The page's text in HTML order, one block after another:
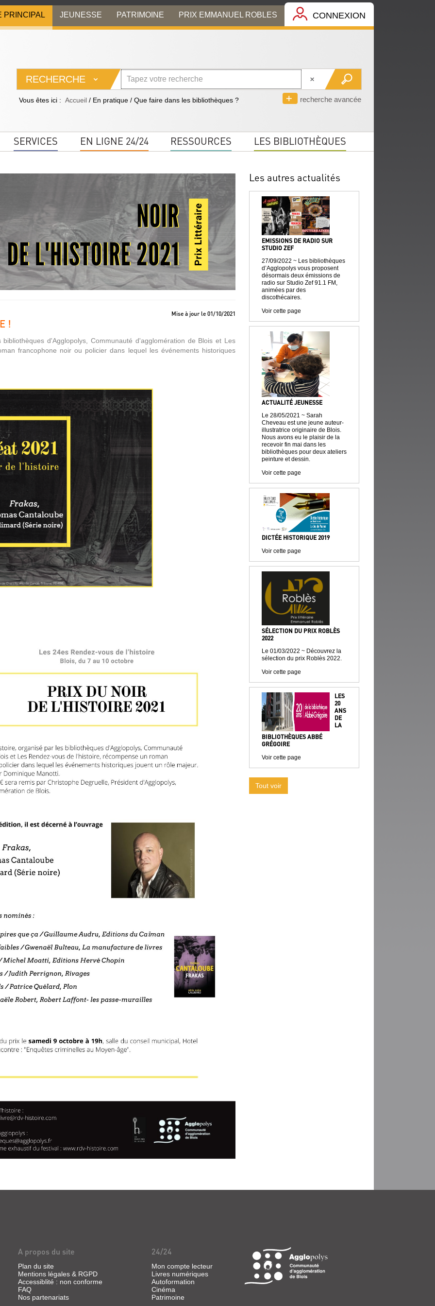
PRINCIPAL JEUNESSE PATRIMOINE PRIX EMMANUEL ROBLES CONNEXION
RECHERCHE
recherche avancée
Vous êtes ici : Accueil / En pratique / Que faire dans les bibliothèques ?
SERVICES EN LIGNE 24/24 RESSOURCES LES BIBLIOTHÈQUES
Mise à jour le 01/10/2021
!
d'Agglopolys, Communauté d'agglomération de Blois et Les
francophone noir ou policier dans lequel les événements historiques
Les autres actualités
EMISSIONS DE RADIO SUR
STUDIO ZEF
27/09/2022 ~ Les bibliothèques
d’Agglopolys vous proposent
désormais deux émissions de
radio sur Studio Zef 91.1 FM,
animées par des
discothécaires.
Voir cette page
ACTUALITÉ JEUNESSE
Le 28/05/2021 ~ Sarah
Cheveau est une jeune auteur-
illustratrice originaire de Blois.
Nous avons eu le plaisir de la
recevoir fin mai dans les
bibliothèques pour deux ateliers
peinture et dessin.
Voir cette page
DICTÉE HISTORIQUE 2019
Voir cette page
SÉLECTION DU PRIX ROBLÈS
2022
Le 01/03/2022 ~ Découvrez la
sélection du prix Roblès 2022.
Voir cette page
LES
20
ANS
DE
LA
BIBLIOTHÈQUES ABBÉ
GRÉGOIRE
Voir cette page
Tout voir
A propos du site
Plan du site
Mentions légales & RGPD
Accessiblité : non conforme
FAQ
Nos partenariats
24/24
Mon compte lecteur
Livres numériques
Autoformation
Cinéma
Patrimoine